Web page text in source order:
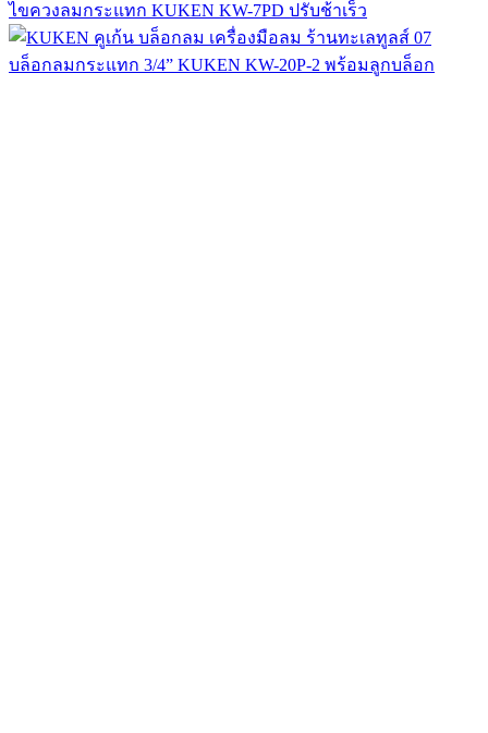
ไขควงลมกระแทก KUKEN KW-7PD ปรับช้าเร็ว
บล็อกลมกระแทก 3/4” KUKEN KW-20P-2 พร้อมลูกบล็อก